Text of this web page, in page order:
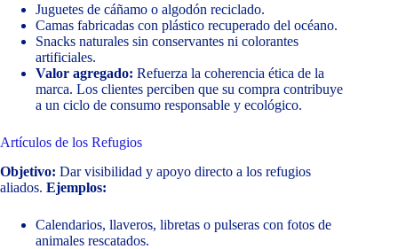
Juguetes de cáñamo o algodón reciclado.
Camas fabricadas con plástico recuperado del océano.
Snacks naturales sin conservantes ni colorantes
artificiales.
Valor agregado: Refuerza la coherencia ética de la
marca. Los clientes perciben que su compra contribuye
a un ciclo de consumo responsable y ecológico.
Artículos de los Refugios
Objetivo: Dar visibilidad y apoyo directo a los refugios
aliados. Ejemplos:
Calendarios, llaveros, libretas o pulseras con fotos de
animales rescatados.